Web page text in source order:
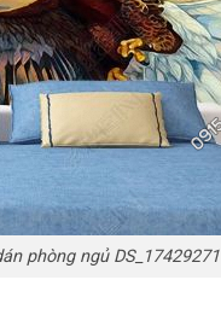
phòng ngủ DS_17429271